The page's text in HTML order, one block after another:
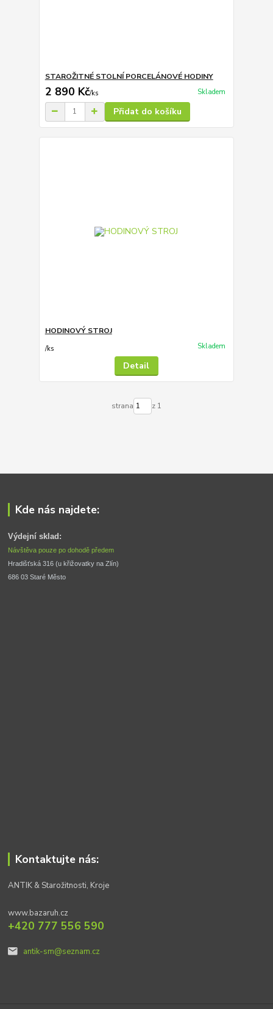
STAROŽITNÉ STOLNÍ PORCELÁNOVÉ HODINY
2 890 Kč/ks Skladem
Přidat do košíku
HODINOVÝ STROJ
/ks Skladem
Detail
strana z 1
Kde nás najdete:
Výdejní sklad:
Návštěva pouze po dohodě předem
Hradišťská 316 (u křižovatky na Zlín)
686 03 Staré Město
Kontaktujte nás:
ANTIK & Starožitnosti, Kroje
www.bazaruh.cz
+420 777 556 590
antik-sm@seznam.cz